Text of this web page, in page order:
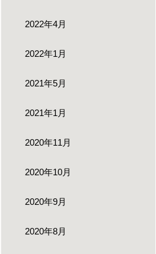
2022年4月
2022年1月
2021年5月
2021年1月
2020年11月
2020年10月
2020年9月
2020年8月